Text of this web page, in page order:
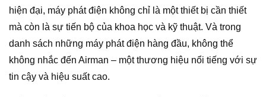
hiện đại, máy phát điện không chỉ là một thiết bị cần thiết
mà còn là sự tiến bộ của khoa học và kỹ thuật. Và trong
danh sách những máy phát điện hàng đầu, không thể
không nhắc đến Airman – một thương hiệu nổi tiếng với sự
tin cậy và hiệu suất cao.